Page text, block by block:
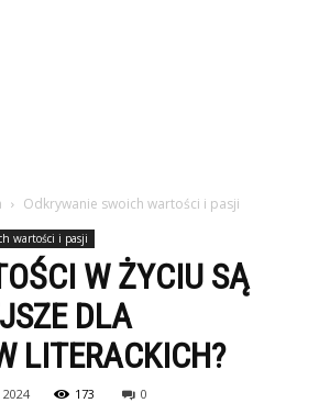
Odkrywanie swoich wartości i pasji
wartości i pasji
W ŻYCIU SĄ
DLA
LITERACKICH?
173 0